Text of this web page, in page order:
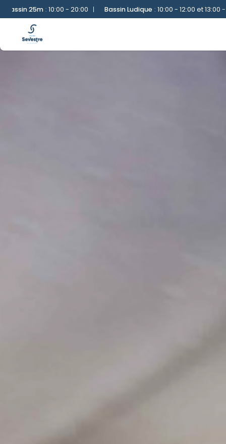
Bassin Ludique:10:00 - 12:00 et 13:00 - 19:00 | Sauna :10:00 - 20:00